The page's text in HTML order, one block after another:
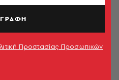
Προστασίας Προσωπικών